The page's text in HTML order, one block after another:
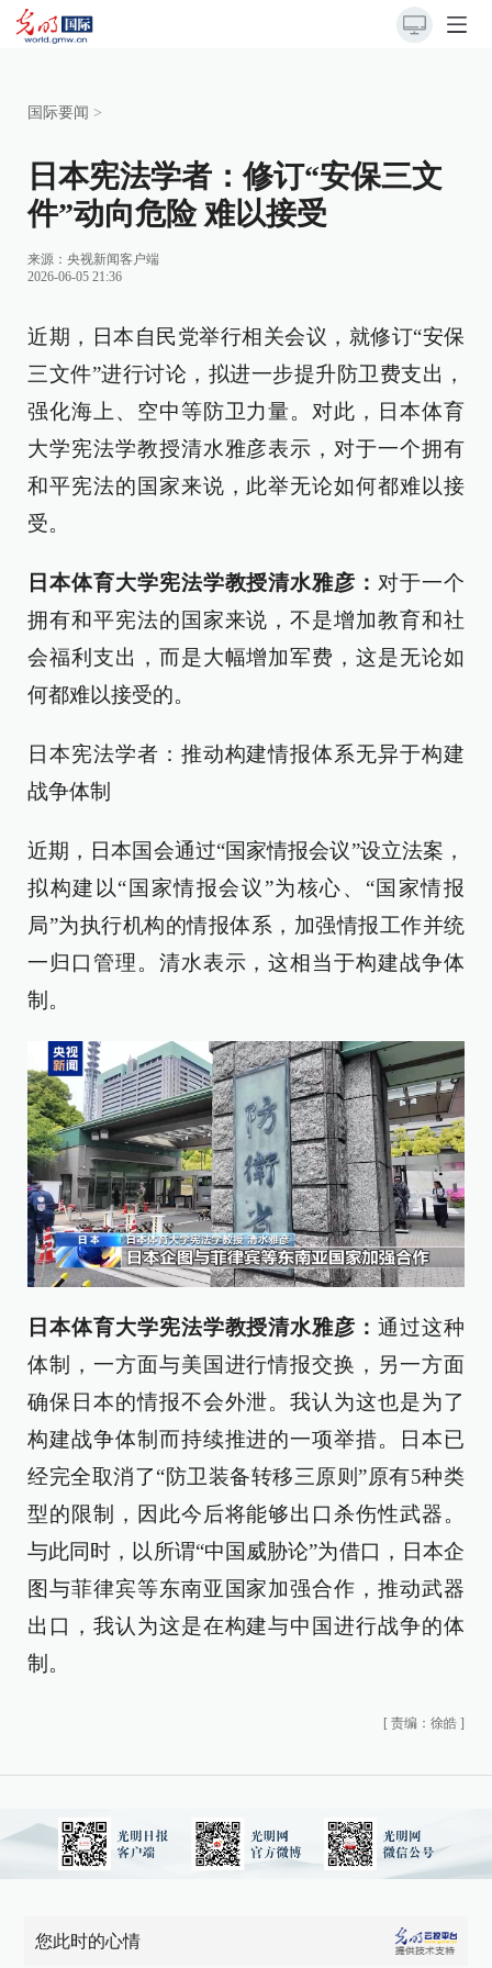
国际要闻 >
日本宪法学者：修订“安保三文
件”动向危险 难以接受
来源：央视新闻客户端
2026-06-05 21:36
近期，日本自民党举行相关会议，就修订“安保
三文件”进行讨论，拟进一步提升防卫费支出，
强化海上、空中等防卫力量。对此，日本体育
大学宪法学教授清水雅彦表示，对于一个拥有
和平宪法的国家来说，此举无论如何都难以接
受。
日本体育大学宪法学教授清水雅彦： 对于一个
拥有和平宪法的国家来说，不是增加教育和社
会福利支出，而是大幅增加军费，这是无论如
何都难以接受的。
日本宪法学者：推动构建情报体系无异于构建
战争体制
近期，日本国会通过“国家情报会议”设立法案，
拟构建以“国家情报会议”为核心、“国家情报
局”为执行机构的情报体系，加强情报工作并统
一归口管理。清水表示，这相当于构建战争体
制。
日本体育大学宪法学教授清水雅彦：通过这种
体制，一方面与美国进行情报交换，另一方面
确保日本的情报不会外泄。我认为这也是为了
构建战争体制而持续推进的一项举措。日本已
经完全取消了“防卫装备转移三原则”原有5种类
型的限制，因此今后将能够出口杀伤性武器。
与此同时，以所谓“中国威胁论”为借口，日本企
图与菲律宾等东南亚国家加强合作，推动武器
出口，我认为这是在构建与中国进行战争的体
制。
[ 责编：徐皓 ]
您此时的心情